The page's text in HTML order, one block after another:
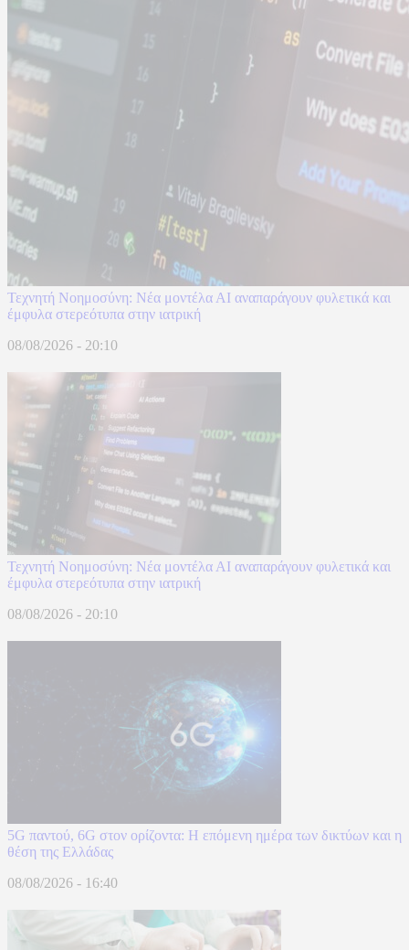
Τεχνητή Νοημοσύνη: Νέα μοντέλα ΑΙ αναπαράγουν φυλετικά και
έμφυλα στερεότυπα στην ιατρική
08/08/2026 - 20:10
Τεχνητή Νοημοσύνη: Νέα μοντέλα ΑΙ αναπαράγουν φυλετικά και
έμφυλα στερεότυπα στην ιατρική
08/08/2026 - 20:10
5G παντού, 6G στον ορίζοντα: Η επόμενη ημέρα των δικτύων και η
θέση της Ελλάδας
08/08/2026 - 16:40